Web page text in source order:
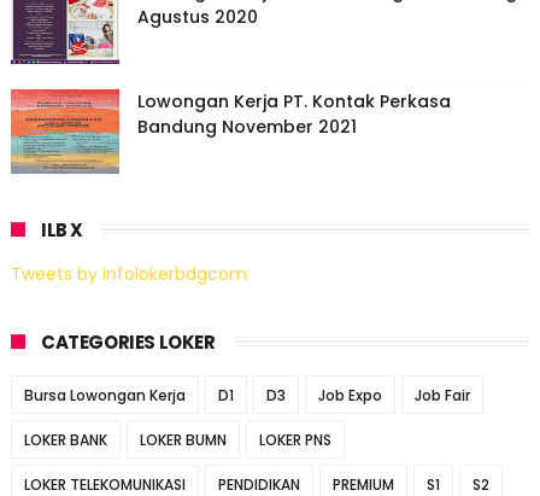
Agustus 2020
Lowongan Kerja PT. Kontak Perkasa
Bandung November 2021
ILB X
Tweets by infolokerbdgcom
CATEGORIES LOKER
Bursa Lowongan Kerja D1 D3 Job Expo Job Fair
LOKER BANK LOKER BUMN LOKER PNS
LOKER TELEKOMUNIKASI PENDIDIKAN PREMIUM S1 S2